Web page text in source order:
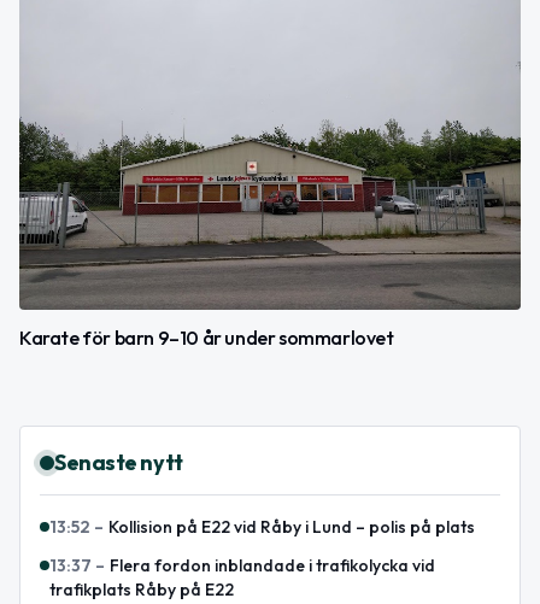
Karate för barn 9–10 år under sommarlovet
Senaste nytt
13:52 – Kollision på E22 vid Råby i Lund – polis på plats
13:37 – Flera fordon inblandade i trafikolycka vid
trafikplats Råby på E22